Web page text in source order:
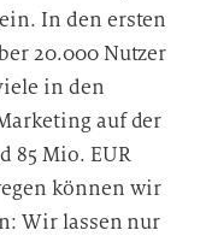
In den ersten
20.000 Nutzer
in den
auf der
85 Mio. EUR
können wir
Wir lassen nur